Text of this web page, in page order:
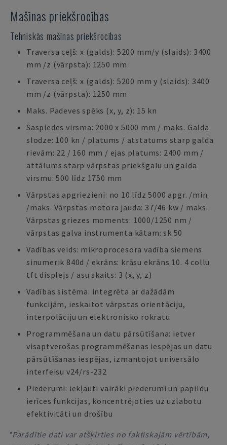
Mašīnas priekšrocības
Tehniskās mašīnas priekšrocības
Traversa ceļš: x (galds): 5200 mm/y (slaids): 3400
mm /z (vārpsta): 1250 mm
Traversa ceļš: x (galds): 5200 mm y (slaids): 3400
mm /z (vārpsta): 1250 mm
Maks. Padeves spēks (x, y, z): 15 kn
Saspiedes virsma: 2000 x 5000 mm / maks. Galda
slodze: 100 kn / platums / atstatums starp galda
rievām: 22 / 160 mm / ejas platums: 2400 mm /
attālums starp vārpstas priekšgalu un galda
virsmu: 500 līdz 1750 mm
Vārpstas apgriezieni: no 10 līdz 5000 apgr. /min.
/maks. Vārpstas motora jauda: 37/46 kw / maks.
Vārpstas griezes moments: 1000/1250 nm /
vārpstas galva instrumenta kātam: sk 50
Vadības veids: mikroprocesora vadība siemens
sinumerik 840d / ekrāns: krāsu ekrāns 10. 4 collu
tft displejs / asu skaits: 3 (x, y, z)
Vadības sistēma: integrēta ar dažādām
funkcijām, ieskaitot vārpstas orientāciju,
interpolāciju un elektronisko rokratu
Programmēšana un datu pārsūtīšana: ietver
visaptverošas programmēšanas iespējas un datu
pārsūtīšanas iespējas, izmantojot universālo
interfeisu v24/rs-232
Piederumi: iekļauti vairāki piederumi un papildu
ierīces funkcijas, koncentrējoties uz uzlabotu
efektivitāti un drošību
*Parādītie dati var atšķirties no faktiskajām vērtībām,